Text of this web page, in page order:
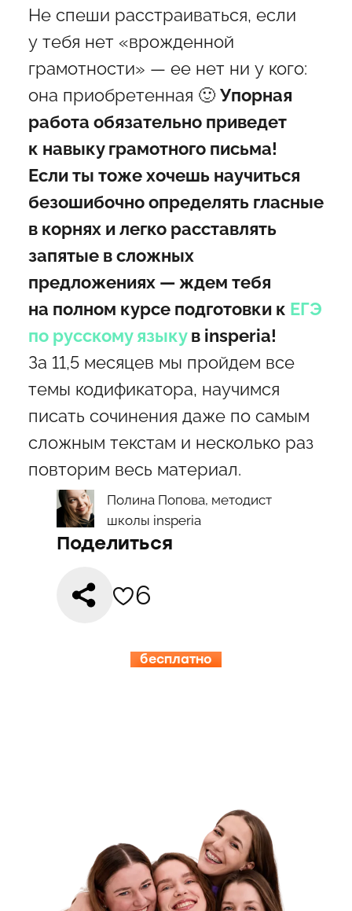
Не спеши расстраиваться, если
у тебя нет «врожденной
грамотности» — ее нет ни у кого:
она приобретенная 🙂 Упорная
работа обязательно приведет
к навыку грамотного письма!
Если ты тоже хочешь научиться
безошибочно определять гласные
в корнях и легко расставлять
запятые в сложных
предложениях — ждем тебя
на полном курсе подготовки к ЕГЭ
по русскому языкув insperia!
За 11,5 месяцев мы пройдем все
темы кодификатора, научимся
писать сочинения даже по самым
сложным текстам и несколько раз
повторим весь материал.
Полина Попова, методист
школы insperia
Поделиться
6
бесплатно